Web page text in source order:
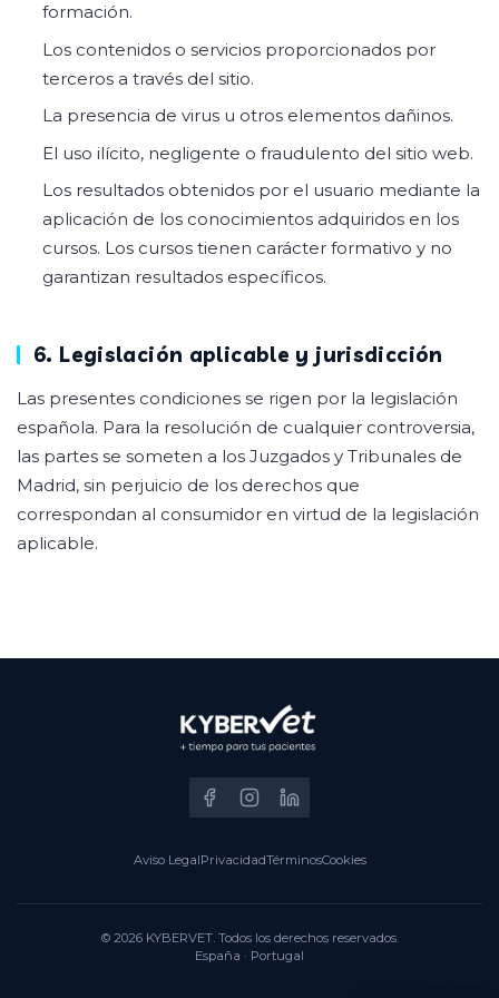
formación.
Los contenidos o servicios proporcionados por
terceros a través del sitio.
La presencia de virus u otros elementos dañinos.
El uso ilícito, negligente o fraudulento del sitio web.
Los resultados obtenidos por el usuario mediante la
aplicación de los conocimientos adquiridos en los
cursos. Los cursos tienen carácter formativo y no
garantizan resultados específicos.
6. Legislación aplicable y jurisdicción
Las presentes condiciones se rigen por la legislación
española. Para la resolución de cualquier controversia,
las partes se someten a los Juzgados y Tribunales de
Madrid, sin perjuicio de los derechos que
correspondan al consumidor en virtud de la legislación
aplicable.
Aviso LegalPrivacidadTérminosCookies
© 2026 KYBERVET. Todos los derechos reservados.
España · Portugal